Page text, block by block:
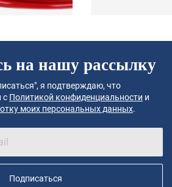
на нашу рассылку
я подтверждаю, что
с Политикой конфиденциальности и
моих персональных данных.
Подписаться